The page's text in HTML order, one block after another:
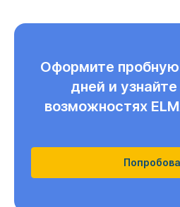
Оформите
дней и
возможностях